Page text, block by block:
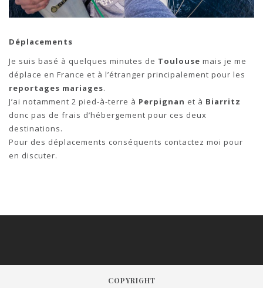
Déplacements
Je suis basé à quelques minutes de Toulouse mais je me
déplace en France et à l’étranger principalement pour les
reportages mariages.
J’ai notamment 2 pied-à-terre à Perpignan et à Biarritz
donc pas de frais d’hébergement pour ces deux
destinations.
Pour des déplacements conséquents contactez moi pour
en discuter.
COPYRIGHT